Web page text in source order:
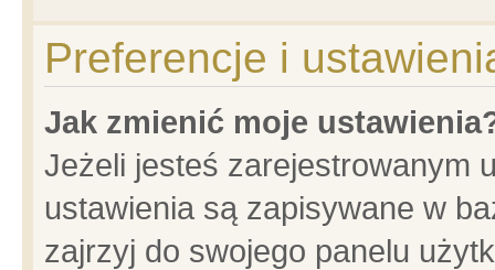
Preferencje i
Jak zmienić moje
Jeżeli jesteś zarejestrowanym
ustawienia są zapisywane w
zajrzyj do swojego panelu